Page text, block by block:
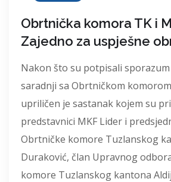
Obrtnička komora TK i
Zajedno za uspješne
Nakon što su potpisali
saradnji sa Obrtničkom
upriličen je sastanak kojem su
predstavnici MKF Lider i
Obrtničke komore Tuzlanskog
Duraković, član Upravnog
komore Tuzlanskog kantona